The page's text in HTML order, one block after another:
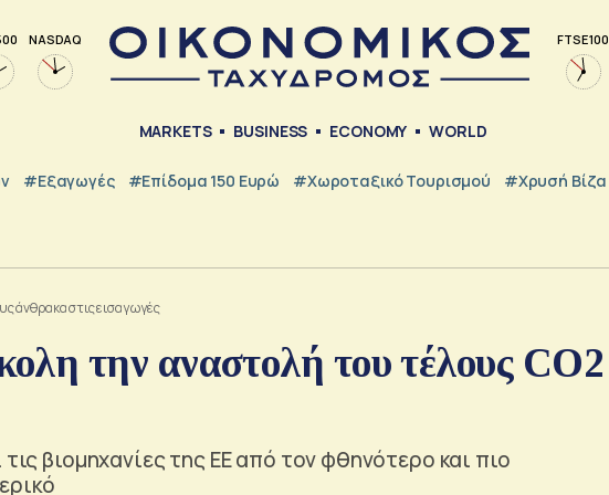
NASDAQ FTSE 100
MARKETS BUSINESS ECONOMY WORLD
#εξαγωγές #Επίδομα 150 Ευρώ #Χωροταξικό Τουρισμού #Χρυσή Βίζα
άνθρακα στις εισαγωγές
την αναστολή του τέλους CO2
βιομηχανίες της ΕΕ από τον φθηνότερο και πιο